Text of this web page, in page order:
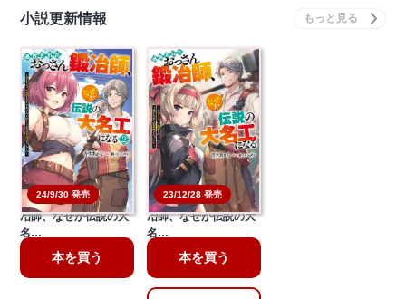
小説更新情報
24/9/30 発売
追放されたおっさん鍛
冶師、なぜか伝説の大
名…
本を買う
23/12/28 発売
追放されたおっさん鍛
冶師、なぜか伝説の大
名…
本を買う